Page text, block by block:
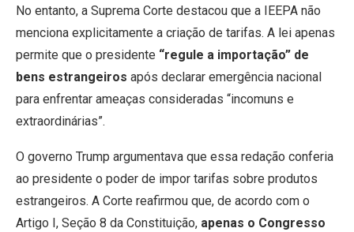
No entanto, a Suprema Corte destacou que a IEEPA não
menciona explicitamente a criação de tarifas. A lei apenas
permite que o presidente “regule a importação” de
bens estrangeiros após declarar emergência nacional
para enfrentar ameaças consideradas “incomuns e
extraordinárias”.
O governo Trump argumentava que essa redação conferia
ao presidente o poder de impor tarifas sobre produtos
estrangeiros. A Corte reafirmou que, de acordo com o
Artigo I, Seção 8 da Constituição, apenas o Congresso